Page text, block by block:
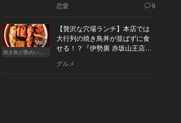
恋愛 9
Vol.7
焼き鳥が艶めいてきた
【贅沢な穴場ランチ】本店では
大行列の焼き鳥丼が並ばずに食
せる！？『伊勢廣 赤坂山王店』
グルメ